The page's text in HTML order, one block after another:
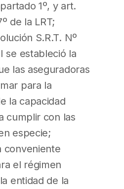
1º, y art.
de la LRT;
S.R.T. Nº
se estableció la
las aseguradoras
para la
la capacidad
cumplir con las
especie;
conveniente
el régimen
entidad de la